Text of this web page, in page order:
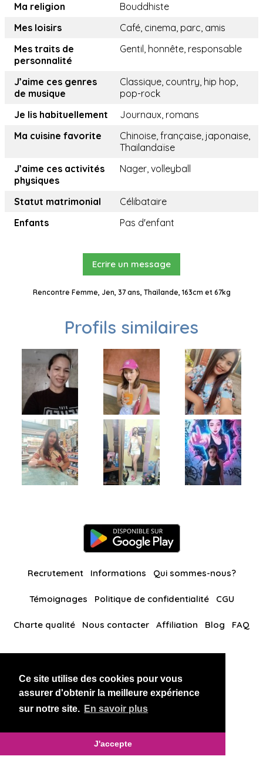
Ce site utilise des cookies pour vous
assurer d'obtenir la meilleure expérience
sur notre site. En savoir plus
J'accepte
Ma religion
Bouddhiste
Mes loisirs
Café, cinema, parc, amis
Mes traits de
personnalité
Gentil, honnête, responsable
J’aime ces genres
de musique
Classique, country, hip hop,
pop-rock
Je lis habituellement
Journaux, romans
Ma cuisine favorite
Chinoise, française, japonaise,
Thailandaïse
J’aime ces activités
physiques
Nager, volleyball
Statut matrimonial
Célibataire
Enfants
Pas d'enfant
Ecrire un message
Rencontre Femme, Jen, 37 ans, Thaïlande, 163cm et 67kg
Profils similaires
Recrutement Informations Qui sommes-nous?
Témoignages Politique de confidentialité CGU
Charte qualité Nous contacter Affiliation Blog FAQ
BlackAndBeauties RussianKisses